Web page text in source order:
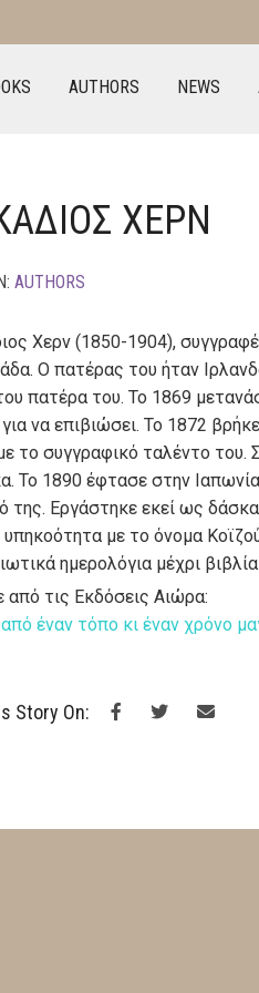
AUTHORS NEWS
ΧΕΡΝ
AUTHORS
Χερν (1850-1904),
Ο πατέρας του ήταν
πατέρα του. Το 1869
για να επιβιώσει. Το 1872
το συγγραφικό ταλέντο του.
Το 1890 έφτασε στην
της. Εργάστηκε εκεί ως
υπηκοότητα με το όνομα
ημερολόγια μέχρι
από τις Εκδόσεις Αιώρα:
από έναν τόπο κι έναν χρόνο
Story On: